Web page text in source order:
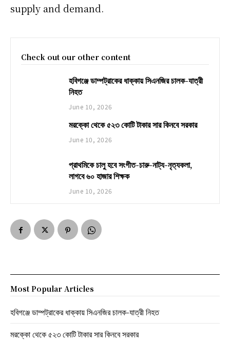
supply and demand.
Check out our other content
হবিগঞ্জে ডাম্পট্রাকের ধাক্কায় সিএনজির চালক-যাত্রী
নিহত
June 10, 2026
মরক্কো থেকে ৫২৩ কোটি টাকার সার কিনবে সরকার
June 10, 2026
প্রাথমিকে চালু হবে সংগীত-চারু-নাট্য-নৃত্যকলা,
লাগবে ৬০ হাজার শিক্ষক
June 10, 2026
Most Popular Articles
হবিগঞ্জে ডাম্পট্রাকের ধাক্কায় সিএনজির চালক-যাত্রী নিহত
মরক্কো থেকে ৫২৩ কোটি টাকার সার কিনবে সরকার